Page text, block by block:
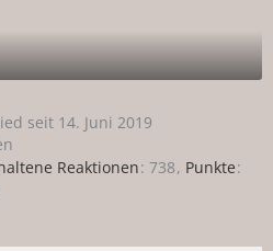
seit 14. Juni 2019
Reaktionen 738 Punkte